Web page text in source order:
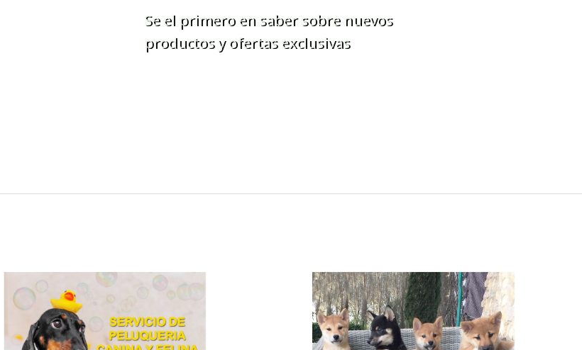
Se el primero en saber sobre nuevos
productos y ofertas exclusivas